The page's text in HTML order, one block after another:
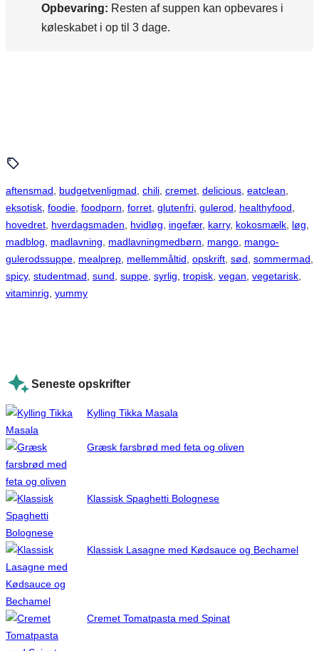
Opbevaring: Resten af suppen kan opbevares i
køleskabet i op til 3 dage.
aftensmad budgetvenligmad chili cremet delicious eatclean
eksotisk foodie foodporn forret glutenfri gulerod healthyfood
hovedret hverdagsmaden hvidløg ingefær, karry, kokosmælk løg
madblog
madlavning madlavningmedbørn mango mango-
gulerodssuppe mealprep mellemmåltid opskrift sød sommermad
spicy, studentmad sund suppe syrlig tropisk vegan vegetarisk
vitaminrig yummy
Seneste opskrifter
Kylling Tikka Masala
Græsk farsbrød med feta og oliven
Klassisk Spaghetti Bolognese
Klassisk Lasagne med Kødsauce og Bechamel
Cremet Tomatpasta med Spinat